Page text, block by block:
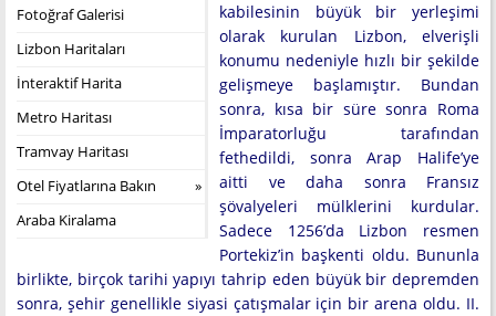
Fotoğraf Galerisi
Lizbon Haritaları
İnteraktif Harita
Metro Haritası
Tramvay Haritası
Otel Fiyatlarına Bakın
Araba Kiralama
kabilesinin büyük bir yerleşimi
olarak kurulan Lizbon, elverişli
konumu nedeniyle hızlı bir şekilde
gelişmeye başlamıştır. Bundan
sonra, kısa bir süre sonra Roma
İmparatorluğu tarafından
fethedildi, sonra Arap Halife’ye
aitti ve daha sonra Fransız
şövalyeleri mülklerini kurdular.
Sadece 1256’da Lizbon resmen
Portekiz’in başkenti oldu. Bununla
birlikte, birçok tarihi yapıyı tahrip eden büyük bir depremden
sonra, şehir genellikle siyasi çatışmalar için bir arena oldu. II.